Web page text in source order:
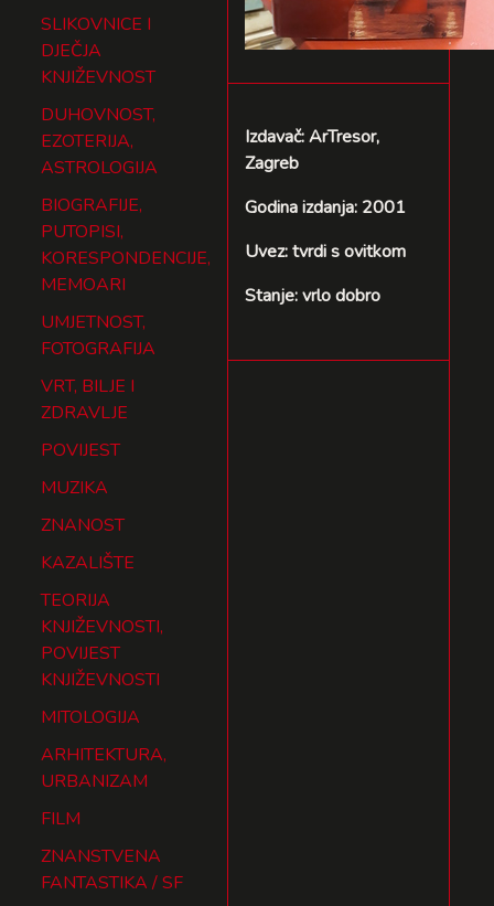
SLIKOVNICE I
DJEČJA
KNJIŽEVNOST
DUHOVNOST,
EZOTERIJA,
ASTROLOGIJA
BIOGRAFIJE,
PUTOPISI,
KORESPONDENCIJE,
MEMOARI
UMJETNOST,
FOTOGRAFIJA
VRT, BILJE I
ZDRAVLJE
POVIJEST
MUZIKA
ZNANOST
KAZALIŠTE
TEORIJA
KNJIŽEVNOSTI,
POVIJEST
KNJIŽEVNOSTI
MITOLOGIJA
ARHITEKTURA,
URBANIZAM
FILM
ZNANSTVENA
FANTASTIKA / SF
Izdavač: ArTresor,
Zagreb
Godina izdanja: 2001
Uvez: tvrdi s ovitkom
Stanje: vrlo dobro